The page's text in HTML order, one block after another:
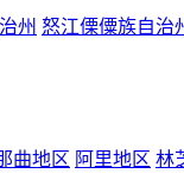
州 怒江傈僳族自治
曲地区 阿里地区 林